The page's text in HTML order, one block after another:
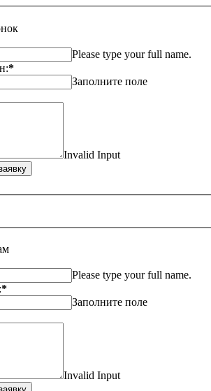
Please type your full name.
*
Заполните поле
Invalid Input
Please type your full name.
*
Заполните поле
Invalid Input